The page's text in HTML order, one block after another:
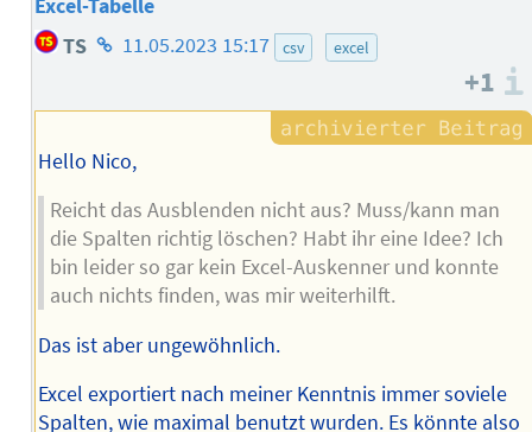
Excel-Tabelle
TS Homepage
Autors
11.05.2023 15:17 csv excel
+1
Hello Nico,
Reicht das Ausblenden nicht aus? Muss/kann man
die Spalten richtig löschen? Habt ihr eine Idee? Ich
bin leider so gar kein Excel-Auskenner und konnte
auch nichts finden, was mir weiterhilft.
Das ist aber ungewöhnlich.
Excel exportiert nach meiner Kenntnis immer soviele
Spalten, wie maximal benutzt wurden. Es könnte also